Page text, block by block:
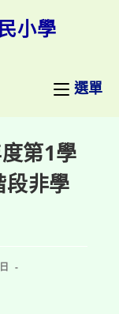
小學
選單
第1學
段非學